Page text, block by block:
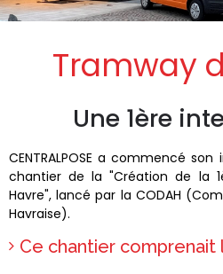
Tramway
Une 1ère
CENTRALPOSE a commencé
chantier de la "Création de la
Havre", lancé par la CODAH
Havraise).
Ce chantier comprenait